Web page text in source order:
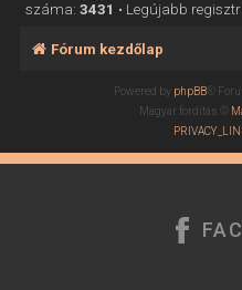
száma: 3431 • Legújabb
Fórum kezdőlap
Powered by phpBB®
Magyar fordítás ©